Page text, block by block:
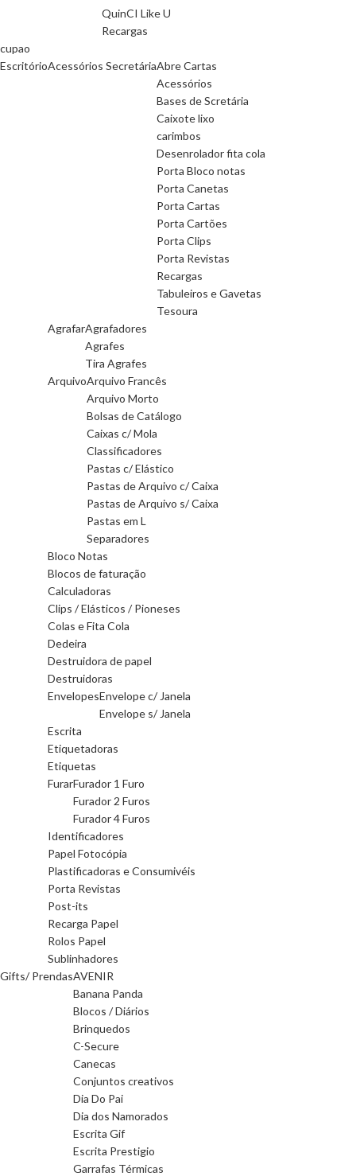
QuinCI Like U
Recargas
cupao
EscritórioAcessórios SecretáriaAbre Cartas
Acessórios
Bases de Scretária
Caixote lixo
carimbos
Desenrolador fita cola
Porta Bloco notas
Porta Canetas
Porta Cartas
Porta Cartões
Porta Clips
Porta Revistas
Recargas
Tabuleiros e Gavetas
Tesoura
AgrafarAgrafadores
Agrafes
Tira Agrafes
ArquivoArquivo Francês
Arquivo Morto
Bolsas de Catálogo
Caixas c/ Mola
Classificadores
Pastas c/ Elástico
Pastas de Arquivo c/ Caixa
Pastas de Arquivo s/ Caixa
Pastas em L
Separadores
Bloco Notas
Blocos de faturação
Calculadoras
Clips / Elásticos / Pioneses
Colas e Fita Cola
Dedeira
Destruidora de papel
Destruidoras
EnvelopesEnvelope c/ Janela
Envelope s/ Janela
Escrita
Etiquetadoras
Etiquetas
FurarFurador 1 Furo
Furador 2 Furos
Furador 4 Furos
Identificadores
Papel Fotocópia
Plastificadoras e Consumivéis
Porta Revistas
Post-its
Recarga Papel
Rolos Papel
Sublinhadores
Gifts/ PrendasAVENIR
Banana Panda
Blocos / Diários
Brinquedos
C-Secure
Canecas
Conjuntos creativos
Dia Do Pai
Dia dos Namorados
Escrita Gif
Escrita Prestigio
Garrafas Térmicas